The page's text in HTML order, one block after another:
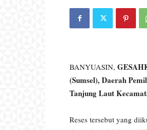
BANYUASIN,
(Sumsel), Daerah
Tanjung Laut
Reses tersebut yang